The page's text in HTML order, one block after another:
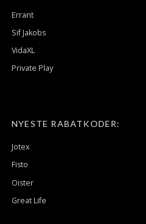
Errant
Sif Jakobs
VidaXL
Private Play
NYESTE RABATKODER:
Jotex
Fisto
Oister
Great Life